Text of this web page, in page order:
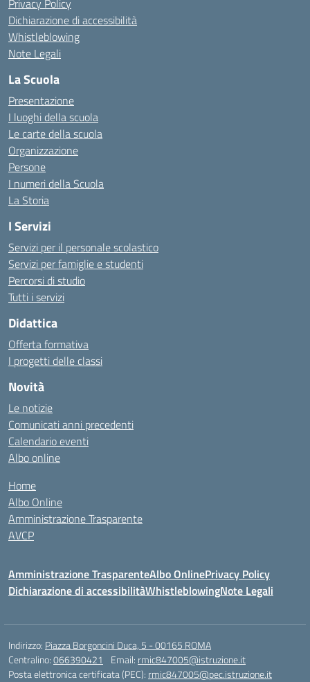
Privacy Policy
Dichiarazione di accessibilità
Whistleblowing
Note Legali
La Scuola
Presentazione
I luoghi della scuola
Le carte della scuola
Organizzazione
Persone
I numeri della Scuola
La Storia
I Servizi
Servizi per il personale scolastico
Servizi per famiglie e studenti
Percorsi di studio
Tutti i servizi
Didattica
Offerta formativa
I progetti delle classi
Novità
Le notizie
Comunicati anni precedenti
Calendario eventi
Albo online
Home
Albo Online
Amministrazione Trasparente
AVCP
Amministrazione TrasparenteAlbo OnlinePrivacy Policy
Dichiarazione di accessibilitàWhistleblowingNote Legali
Indirizzo: Piazza Borgoncini Duca, 5 - 00165 ROMA
Centralino:066390421 Email: rmic847005@istruzione.it
Posta elettronica certificata (PEC): rmic847005@pec.istruzione.it